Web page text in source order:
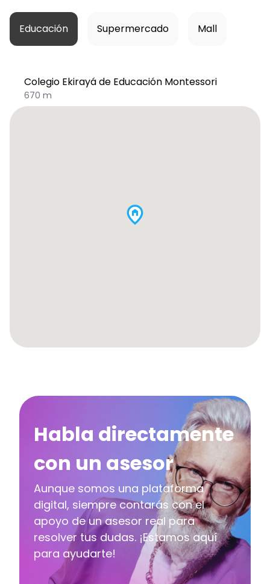
Educación Supermercado Mall
Colegio Ekirayá de Educación Montessori
670 m
Habla directamente
con un asesor
Aunque somos una plataforma
digital, siempre contarás con el
apoyo de un asesor real para
resolver tus dudas. ¡Estamos aquí
para ayudarte!